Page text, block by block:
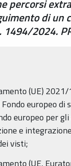
percorsi
di un
1494/2024.
(UE) 2021/
europeo di
europeo per
e
visti;
(UE,